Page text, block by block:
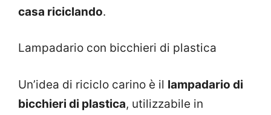
casa riciclando.
Lampadario con bicchieri di plastica
Un’idea di riciclo carino è il lampadario di
bicchieri di plastica, utilizzabile in